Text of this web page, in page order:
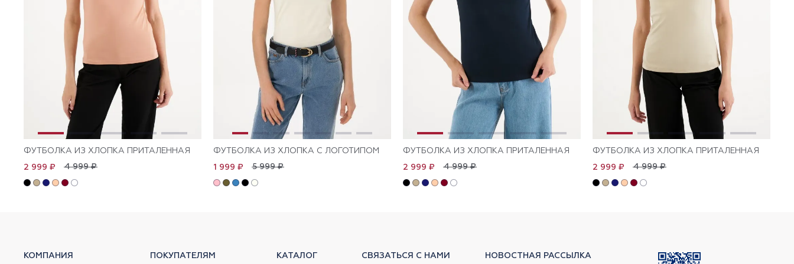
ФУТБОЛКА ИЗ ХЛОПКА ПРИТАЛЕННАЯ
4 999 ₽
2 999 ₽
ФУТБОЛКА ИЗ ХЛОПКА С ЛОГОТИПОМ
5 999 ₽
1 999 ₽
ФУТБОЛКА ИЗ ХЛОПКА ПРИТАЛЕННАЯ
4 999 ₽
2 999 ₽
ФУТБОЛКА ИЗ ХЛОПКА ПРИТАЛЕННАЯ
4 999 ₽
2 999 ₽
КОМПАНИЯ ПОКУПАТЕЛЯМ КАТАЛОГ СВЯЗАТЬСЯ С НАМИ НОВОСТНАЯ РАССЫЛКА